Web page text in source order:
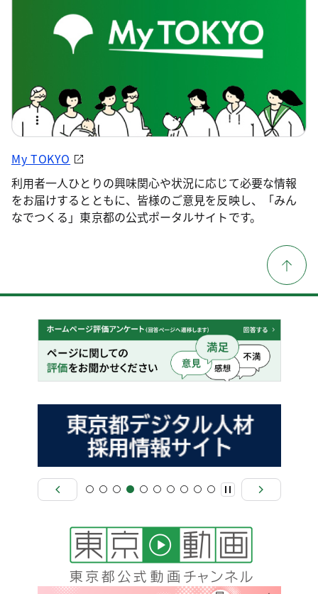
My TOKYO
利用者一人ひとりの興味関心や状況に応じて必要な情報
をお届けするとともに、皆様のご意見を反映し、「みん
なでつくる」東京都の公式ポータルサイトです。